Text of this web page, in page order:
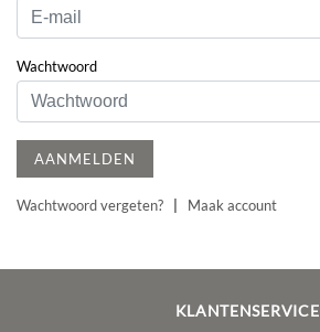
Wachtwoord
AANMELDEN
Wachtwoord vergeten? Maak account
KLANTENSERVICE